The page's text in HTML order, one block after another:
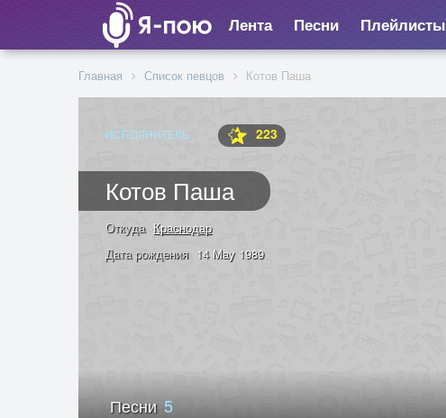
Лента Песни Плейлисты
Главная Список певцов Котов Паша
ИСПОЛНИТЕЛЬ 223
Котов Паша
Откуда Краснодар
Дата рождения 14 May 1989
Песни5